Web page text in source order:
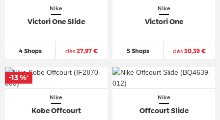
Nike
Victori One Slide
4 Shops dès 27,97 €
Nike
Victori One
5 Shops dès 30,39 €
Nike
Kobe Offcourt
-13 %*
Nike
Offcourt Slide